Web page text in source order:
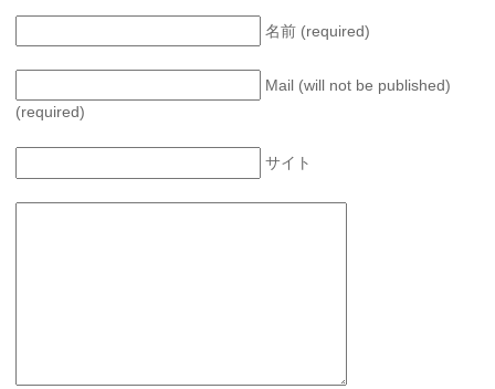
名前 (required)
Mail (will not be published)
(required)
サイト